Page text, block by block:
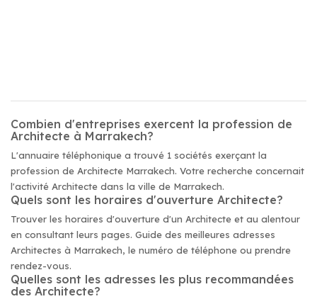
Combien d'entreprises exercent la profession de
Architecte à Marrakech?
L'annuaire téléphonique a trouvé 1 sociétés exerçant la
profession de Architecte Marrakech. Votre recherche concernait
l'activité Architecte dans la ville de Marrakech.
Quels sont les horaires d'ouverture Architecte?
Trouver les horaires d'ouverture d'un Architecte et au alentour
en consultant leurs pages. Guide des meilleures adresses
Architectes à Marrakech, le numéro de téléphone ou prendre
rendez-vous.
Quelles sont les adresses les plus recommandées
des Architecte?